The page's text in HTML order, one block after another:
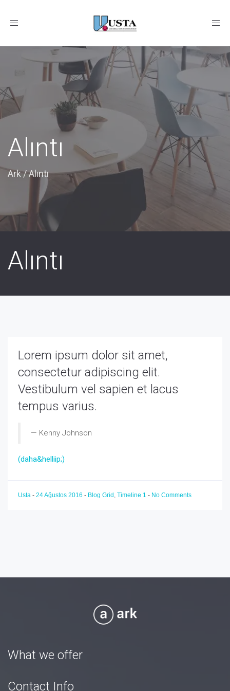
Toggle
Alıntı
Ark/Alıntı
Alıntı
Lorem ipsum dolor sit amet,
consectetur adipiscing elit.
Vestibulum vel sapien et lacus
tempus varius.
— Kenny Johnson
(daha&helliip;)
Usta - 24 Ağustos 2016 - Blog Grid , Timeline 1 - No Comments
What we offer
Contact Info